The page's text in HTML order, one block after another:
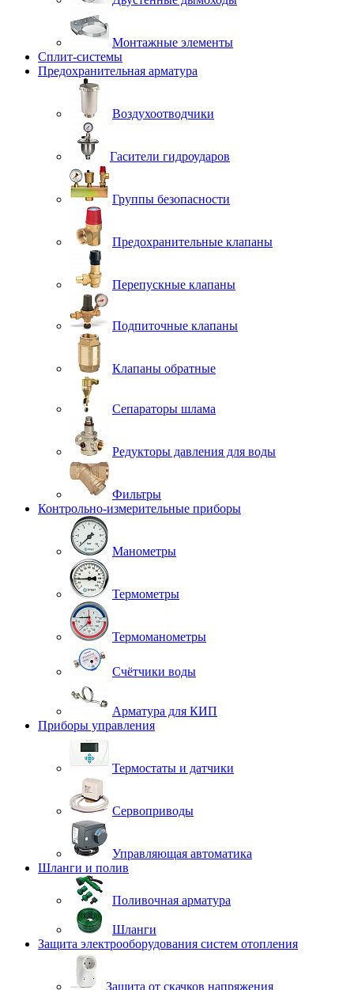
Монтажные элементы
Сплит-системы
Предохранительная арматура
Воздухоотводчики
Гасители гидроударов
Группы безопасности
Предохранительные клапаны
Перепускные клапаны
Подпиточные клапаны
Клапаны обратные
Сепараторы шлама
Редукторы давления для воды
Фильтры
Контрольно-измерительные приборы
Манометры
Термометры
Термоманометры
Счётчики воды
Арматура для КИП
Приборы управления
Термостаты и датчики
Сервоприводы
Управляющая автоматика
Шланги и полив
Поливочная арматура
Шланги
Защита электрооборудования систем отопления
Защита от скачков напряжения